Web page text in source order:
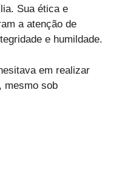
Sua ética e
a atenção de
e humildade.
em realizar
mesmo sob